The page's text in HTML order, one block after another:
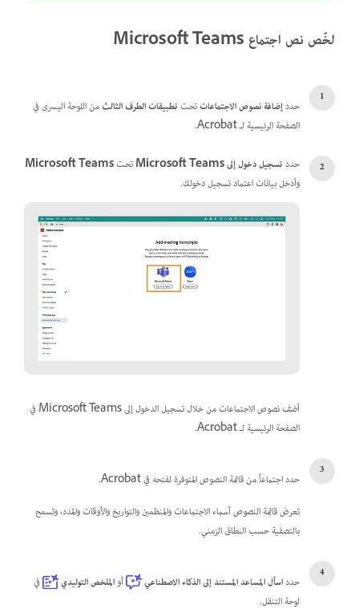
لخّص نص اجتماع Microsoft Teams
حددإضافة نصوص الاجتماعاتتحتتطبيقات الطرف الثالثمن اللوحة اليسرى في
الصفحة الرئيسية لـ Acrobat.
حددتسجيل دخول إلى Microsoft Teams تحتMicrosoft Teams
وأدخل بيانات اعتماد تسجيل دخولك.
أضف نصوص الاجتماعات من خلال تسجيل الدخول إلى Microsoft Teams في
الصفحة الرئيسية لـ Acrobat.
حدد اجتماعاً من قائمة النصوص المتوفرة لفتحه في Acrobat.
تعرض قائمة النصوص أسماء الاجتماعات والمنظمين والتواريخ والأوقات والمدد، وتسمح
بالتصفية حسب النطاق الزمني.
حدداسأل المساعد المستند إلى الذكاء الاصطناعي أوالملخص التوليدي
في
لوحة التنقل.